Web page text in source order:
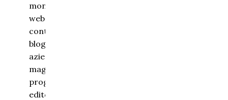
mondo del
web creando
contenuti per
blog, siti
aziendali,
magazine e
progetti
editoriali. Un